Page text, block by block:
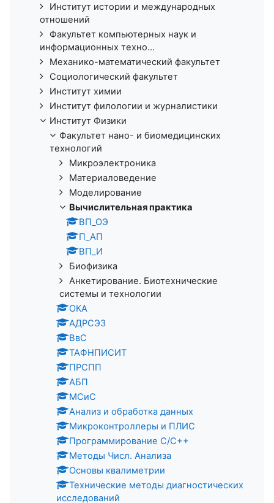
Институт истории и международных
отношений
Факультет компьютерных наук и
информационных техно...
Механико-математический факультет
Социологический факультет
Институт химии
Институт филологии и журналистики
Институт Физики
Факультет нано- и биомедицинских
технологий
Микроэлектроника
Материаловедение
Моделирование
Вычислительная практика
ВП_ОЭ
П_АП
ВП_И
Биофизика
Анкетирование. Биотехнические
системы и технологии
ОКА
АДРСЭЗ
ВвC
ТАФНПИСИТ
ПРСПП
АБП
МСиС
Анализ и обработка данных
Микроконтроллеры и ПЛИС
Программирование С/C++
Методы Числ. Анализа
Основы квалиметрии
Технические методы диагностических
исследований